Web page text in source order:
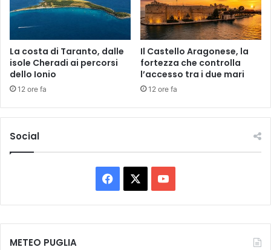
e
v
e
r
g
h
i
i
i
t
t
eLa costa di Taranto, dalle
isole Cheradi ai percorsi
dello Ionio
12 ore fa
Il Castello Aragonese, la
fortezza che controlla
l’accesso tra i due mari
12 ore fa
Social
a
c
o
u
METEO PUGLIA